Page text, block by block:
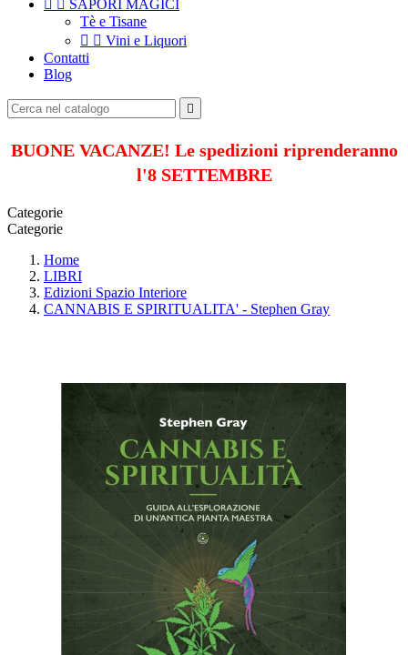
  SAPORI MAGICI
Tè e Tisane
  Vini e Liquori
Contatti
Blog

BUONE VACANZE! Le spedizioni riprenderanno
l'8 SETTEMBRE
Categorie
Categorie
Home
LIBRI
Edizioni Spazio Interiore
CANNABIS E SPIRITUALITA' - Stephen Gray